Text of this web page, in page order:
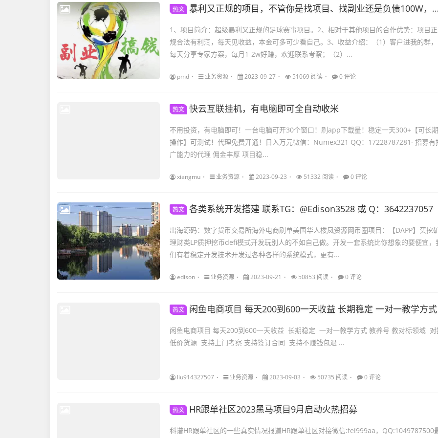
热文 暴利又正规的项目，不管你是找项目、找副业还是负债100W，都来这里上岸吧！！
1、项目简介：超级暴利又正规的足球赛事项目。2、相对于其他项目的合作优势：项目正
规合法有利润，每天见收益，本金可多可少看自己。3、收益介绍：（1）客户进我的群，
每天分享专家方案，每月1-2w好赚，欢迎联系考察；（2）...
pmd 业务资源 2023-09-27 51069 阅读 0 评论
热文 快云互联挂机，有电脑即可全自动收米
不用投资，有电脑即可！一台电脑可开30个窗口！刷app下载量！稳定一天300+【可长期
操作】可测试！代理免费开通！日入万元微信：Numex321 QQ：17228787281· 招募有
广能力的代理 佣金丰厚 项目稳...
xiangmu 业务资源 2023-09-23 51332 阅读 0 评论
热文 各类系统开发搭建 联系TG：@Edison3528 或 Q：3642237057
出海源码：数字货币交易所海外电商刷单美国华人楼凤资源网币圈项目：【DAPP】买挖
理财类LP质押挖币defi模式开发玩别人的不如自己做。开发一套系统比你想象的要便宜，
们有着稳定开发技术开发过各种各样的系统模式，更有...
edison 业务资源 2023-09-21 50853 阅读 0 评论
热文 闲鱼电商项目 每天200到600一天收益 长期稳定 一对一教学方式
闲鱼电商项目 每天200到600一天收益 长期稳定 一对一教学方式 教养号 教对标领域 对
低价货源 支持上门考察 支持签订合同 支持不赚钱包退 ...
liu914327507 业务资源 2023-09-03 50735 阅读 0 评论
热文 HR跟单社区2023黑马项目9月启动火热招募
科谱HR跟单社区的一些真实情况报道HR跟单社区对接微信:fei999aa，QQ:1049787500